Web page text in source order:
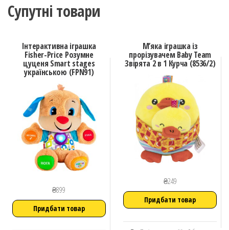
Супутні товари
Інтерактивна іграшка
Fisher-Price Розумне
цуценя Smart stages
українською (FPN91)
₴899
Придбати товар
М’яка іграшка iз
прорізувачем Baby Team
Звірята 2 в 1 Курча (8536/2)
₴249
Придбати товар